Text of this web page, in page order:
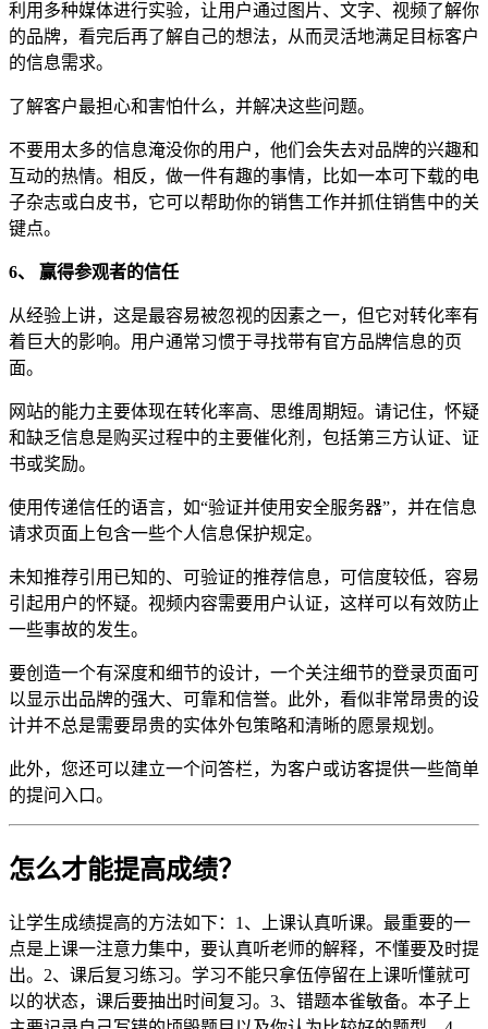
利用多种媒体进行实验，让用户通过图片、文字、视频了解你
的品牌，看完后再了解自己的想法，从而灵活地满足目标客户
的信息需求。
了解客户最担心和害怕什么，并解决这些问题。
不要用太多的信息淹没你的用户，他们会失去对品牌的兴趣和
互动的热情。相反，做一件有趣的事情，比如一本可下载的电
子杂志或白皮书，它可以帮助你的销售工作并抓住销售中的关
键点。
6、 赢得参观者的信任
从经验上讲，这是最容易被忽视的因素之一，但它对转化率有
着巨大的影响。用户通常习惯于寻找带有官方品牌信息的页
面。
网站的能力主要体现在转化率高、思维周期短。请记住，怀疑
和缺乏信息是购买过程中的主要催化剂，包括第三方认证、证
书或奖励。
使用传递信任的语言，如“验证并使用安全服务器”，并在信息
请求页面上包含一些个人信息保护规定。
未知推荐引用已知的、可验证的推荐信息，可信度较低，容易
引起用户的怀疑。视频内容需要用户认证，这样可以有效防止
一些事故的发生。
要创造一个有深度和细节的设计，一个关注细节的登录页面可
以显示出品牌的强大、可靠和信誉。此外，看似非常昂贵的设
计并不总是需要昂贵的实体外包策略和清晰的愿景规划。
此外，您还可以建立一个问答栏，为客户或访客提供一些简单
的提问入口。
怎么才能提高成绩？
让学生成绩提高的方法如下：1、上课认真听课。最重要的一
点是上课一注意力集中，要认真听老师的解释，不懂要及时提
出。2、课后复习练习。学习不能只拿伍停留在上课听懂就可
以的状态，课后要抽出时间复习。3、错题本雀敏备。本子上